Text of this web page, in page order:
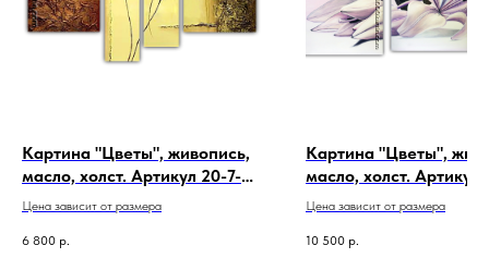
Картина "Цветы", живопись,
масло, холст. Артикул 20-7-
462
Цена зависит от размера
6 800 р.
Картина "Цветы",
масло, холст. Артикул
398
Цена зависит от размера
10 500 р.